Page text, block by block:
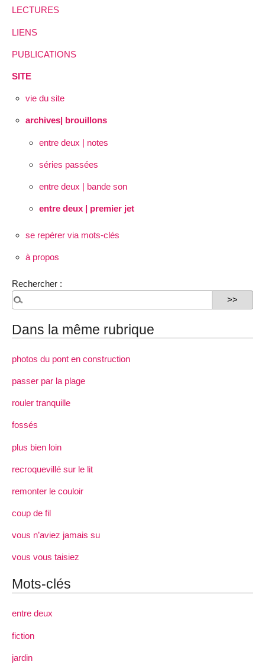
LECTURES
LIENS
PUBLICATIONS
SITE
vie du site
archives| brouillons
entre deux | notes
séries passées
entre deux | bande son
entre deux | premier jet
se repérer via mots-clés
à propos
Rechercher :
Dans la même rubrique
photos du pont en construction
passer par la plage
rouler tranquille
fossés
plus bien loin
recroquevillé sur le lit
remonter le couloir
coup de fil
vous n’aviez jamais su
vous vous taisiez
Mots-clés
entre deux
fiction
jardin